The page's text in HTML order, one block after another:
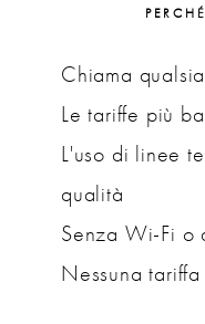
Chiama
Le tariffe più
L'uso di linee
qualità
Senza Wi-Fi o
Nessuna tariffa